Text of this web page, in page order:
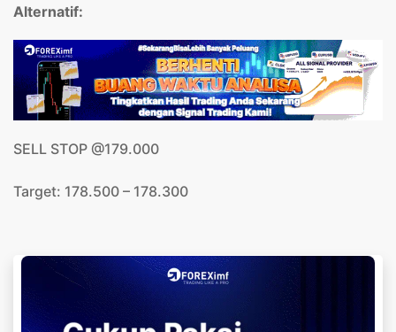
Alternatif:
SELL STOP @179.000
Target: 178.500 – 178.300